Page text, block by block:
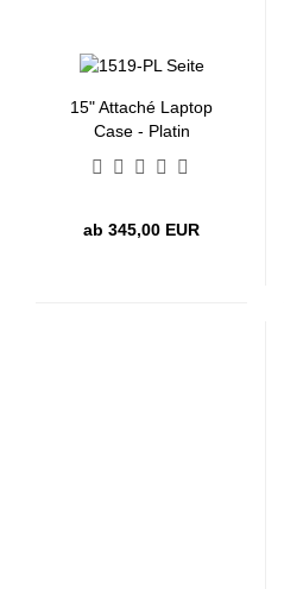
15" Attaché Laptop
Case - Platin
ab 345,00 EUR